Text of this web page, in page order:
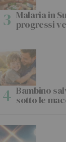
Malaria in
progressi
Bambino
sotto le